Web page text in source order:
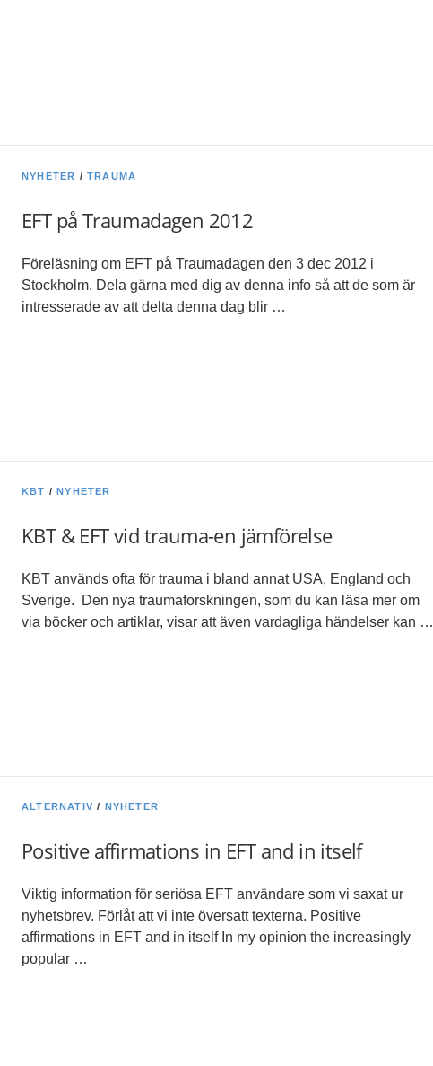
NYHETER /TRAUMA
EFT på Traumadagen 2012
Föreläsning om EFT på Traumadagen den 3 dec 2012 i
Stockholm. Dela gärna med dig av denna info så att de som är
intresserade av att delta denna dag blir …
KBT /NYHETER
KBT & EFT vid trauma-en jämförelse
KBT används ofta för trauma i bland annat USA, England och
Sverige. Den nya traumaforskningen, som du kan läsa mer om
via böcker och artiklar, visar att även vardagliga händelser kan …
ALTERNATIV / NYHETER
Positive affirmations in EFT and in itself
Viktig information för seriösa EFT användare som vi saxat ur
nyhetsbrev. Förlåt att vi inte översatt texterna. Positive
affirmations in EFT and in itself In my opinion the increasingly
popular …